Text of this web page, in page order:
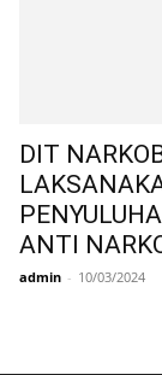
DIT
ANTI
admin - 10/03/2024